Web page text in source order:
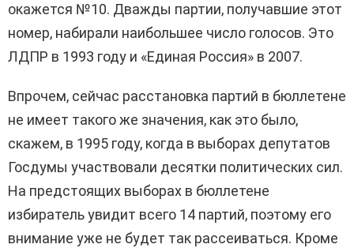
окажется №10. Дважды партии, получавшие этот
номер, набирали наибольшее число голосов. Это
ЛДПР в 1993 году и «Единая Россия» в 2007.
Впрочем, сейчас расстановка партий в бюллетене
не имеет такого же значения, как это было,
скажем, в 1995 году, когда в выборах депутатов
Госдумы участвовали десятки политических сил.
На предстоящих выборах в бюллетене
избиратель увидит всего 14 партий, поэтому его
внимание уже не будет так рассеиваться. Кроме